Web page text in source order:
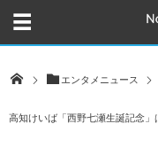
エンタメニュース
高知けいば「西野七瀬生誕記念